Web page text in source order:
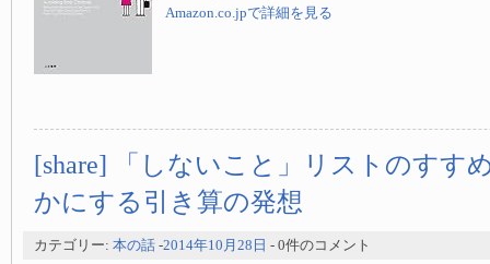
Amazon.co.jpで詳細を見る
[share] 「しないこと」リストのすす
かにする引き算の発想
カテゴリー: 本の話 -2014年10月28日 - 0件のコメント